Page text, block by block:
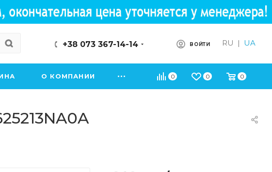
RU | UA
ВОЙТИ
+38 073 367-14-14
0 0 0
О КОМПАНИИ